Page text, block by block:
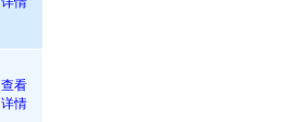
查看
详情